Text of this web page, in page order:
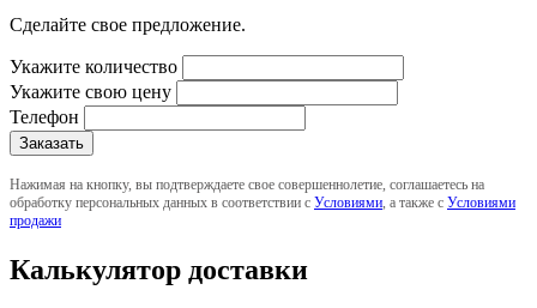
Сделайте свое предложение.
Укажите количество
Укажите свою цену
Телефон
Нажимая на кнопку, вы подтверждаете свое совершеннолетие, соглашаетесь на
обработку персональных данных в соответствии с Условиями, а также с Условиями
продажи
Калькулятор доставки